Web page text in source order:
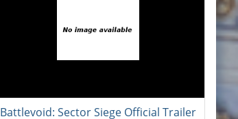
Battlevoid: Sector Siege Official Trailer